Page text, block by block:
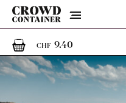
Menu
CHF 9.401 Artikel